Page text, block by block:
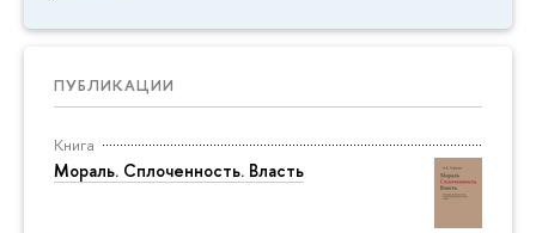
ПУБЛИКАЦИИ
Книга
Мораль. Сплоченность. Власть